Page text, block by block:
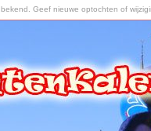
bekend. Geef nieuwe optochten of